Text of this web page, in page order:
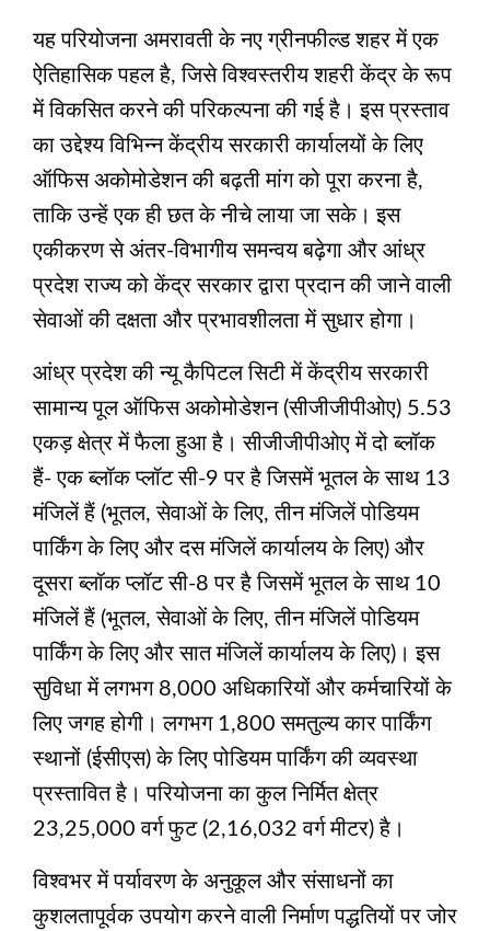
यह परियोजना अमरावती के नए ग्रीनफील्ड शहर में एक
ऐतिहासिक पहल है, जिसे विश्वस्तरीय शहरी केंद्र के रूप
में विकसित करने की परिकल्पना की गई है। इस प्रस्ताव
का उद्देश्य विभिन्न केंद्रीय सरकारी कार्यालयों के लिए
ऑफिस अकोमोडेशन की बढ़ती मांग को पूरा करना है,
ताकि उन्हें एक ही छत के नीचे लाया जा सके। इस
एकीकरण से अंतर-विभागीय समन्वय बढ़ेगा और आंध्र
प्रदेश राज्य को केंद्र सरकार द्वारा प्रदान की जाने वाली
सेवाओं की दक्षता और प्रभावशीलता में सुधार होगा।
आंध्र प्रदेश की न्‍यू कैपिटल सिटी में केंद्रीय सरकारी
सामान्य पूल ऑफिस अकोमोडेशन (सीजीजीपीओए) 5.53
एकड़ क्षेत्र में फैला हुआ है। सीजीजीपीओए में दो ब्लॉक
हैं- एक ब्लॉक प्लॉट सी-9 पर है जिसमें भूतल के साथ 13
मंजिलें हैं (भूतल, सेवाओं के लिए, तीन मंजिलें पोडियम
पार्किंग के लिए और दस मंजिलें कार्यालय के लिए) और
दूसरा ब्लॉक प्लॉट सी-8 पर है जिसमें भूतल के साथ 10
मंजिलें हैं (भूतल, सेवाओं के लिए, तीन मंजिलें पोडियम
पार्किंग के लिए और सात मंजिलें कार्यालय के लिए)। इस
सुविधा में लगभग 8,000 अधिकारियों और कर्मचारियों के
लिए जगह होगी। लगभग 1,800 समतुल्य कार पार्किंग
स्थानों (ईसीएस) के लिए पोडियम पार्किंग की व्यवस्था
प्रस्तावित है। परियोजना का कुल निर्मित क्षेत्र
23,25,000 वर्ग फुट (2,16,032 वर्ग मीटर) है।
विश्वभर में पर्यावरण के अनुकूल और संसाधनों का
कुशलतापूर्वक उपयोग करने वाली निर्माण पद्धतियों पर जोर